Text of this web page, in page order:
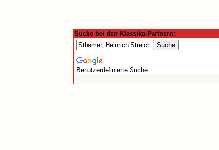
Suche bei den Klassika-Partnern:
Benutzerdefinierte Suche